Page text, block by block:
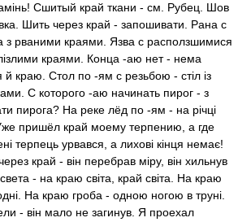
амінь! Сшитый край ткани - см. Рубец. Шов
Шить через край - запошивати. Рана с
рваними краями. Язва с расползшимися
краями. Конца -аю нет - нема
й краю. Стол по -ям с резьбою - стіл із
С которого -аю начинать пирог - з
пирога? На реке лёд по -ям - на річці
пришёл край моему терпению, а где
терпець урвався, а лихові кінця немає!
край - він перебрав міру, він хильнув
- на краю світа, край світа. На краю
На краю гроба - одною ногою в труні.
- він мало не загинув. Я проехал